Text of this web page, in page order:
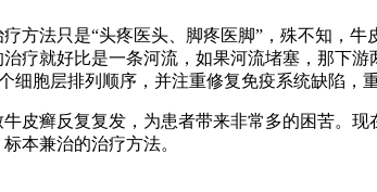
法只是“头疼医头、脚疼医脚”，殊不知，牛
疗就好比是一条河流，如果河流堵塞，那下
胞层排列顺序，并注重修复免疫系统缺陷，
癣反复复发，为患者带来非常多的困苦。现
本兼治的治疗方法。